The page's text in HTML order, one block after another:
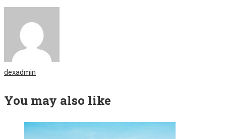
dexadmin
You may also like